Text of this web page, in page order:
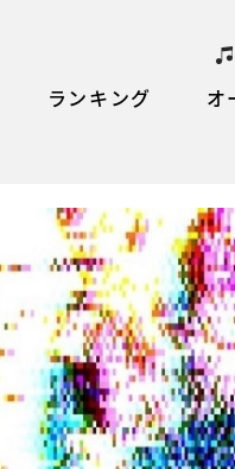
ランキング オ